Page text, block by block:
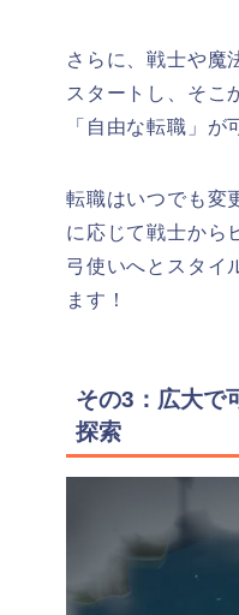
さらに、戦士や魔
スタートし、そこ
「自由な転職」が
転職はいつでも変
に応じて戦士から
弓使いへとスタイ
ます！
その3：広大で
探索